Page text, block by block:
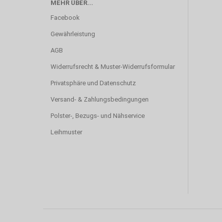
MEHR ÜBER...
Facebook
Gewährleistung
AGB
Widerrufsrecht & Muster-Widerrufsformular
Privatsphäre und Datenschutz
Versand- & Zahlungsbedingungen
Polster-, Bezugs- und Nähservice
Leihmuster